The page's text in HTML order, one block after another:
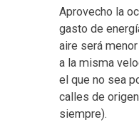
Aprovecho la
gasto de
aire será
a la misma
el que no sea
calles de
siempre).